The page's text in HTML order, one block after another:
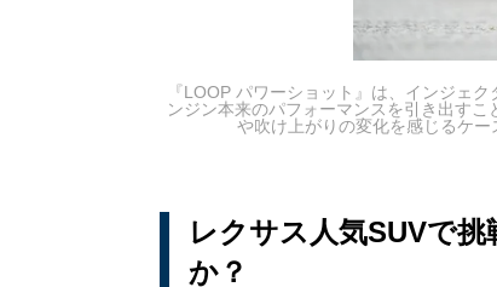
『LOOP パワーショット』は、インジェ
ンジン本来のパフォーマンスを引き出す
や吹け上がりの変化を感じるケー
レクサス人気SUVで
か？